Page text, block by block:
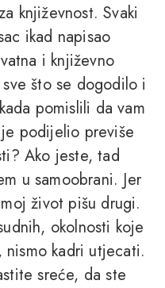
književnost. Svaki
ikad napisao
i književno
što se dogodilo i
pomislili da vam
podijelio previše
Ako jeste, tad
u samoobrani. Jer
život pišu drugi.
okolnosti koje
nismo kadri utjecati.
sreće, da ste